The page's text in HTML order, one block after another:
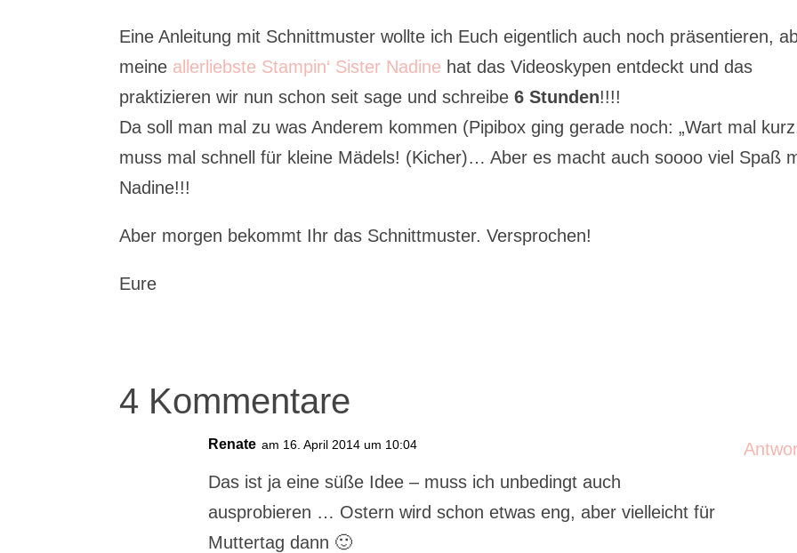
Eine Anleitung mit Schnittmuster wollte ich Euch eigentlich auch noch präsentieren,
meine allerliebste Stampin‘ Sister Nadine hat das Videoskypen entdeckt und das
praktizieren wir nun schon seit sage und schreibe6 Stunden!!!!
Da soll man mal zu was Anderem kommen (Pipibox ging gerade noch: „Wart mal
muss mal schnell für kleine Mädels! (Kicher)… Aber es macht auch soooo viel Spaß
Nadine!!!
Aber morgen bekommt Ihr das Schnittmuster. Versprochen!
Eure
4 Kommentare
Renate am 16. April 2014 um 10:04
Das ist ja eine süße Idee – muss ich unbedingt auch
ausprobieren … Ostern wird schon etwas eng, aber vielleicht für
Muttertag dann 🙂